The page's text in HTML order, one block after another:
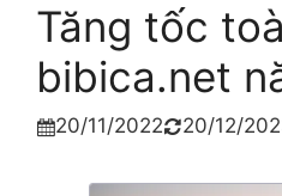
Tăng tốc
bibica.net
20/11/202220/12/